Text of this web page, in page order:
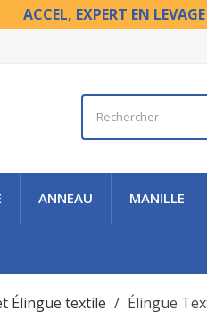
ACCEL, EXPERT EN
ANNEAU MANILLE
Élingue textile Élingue